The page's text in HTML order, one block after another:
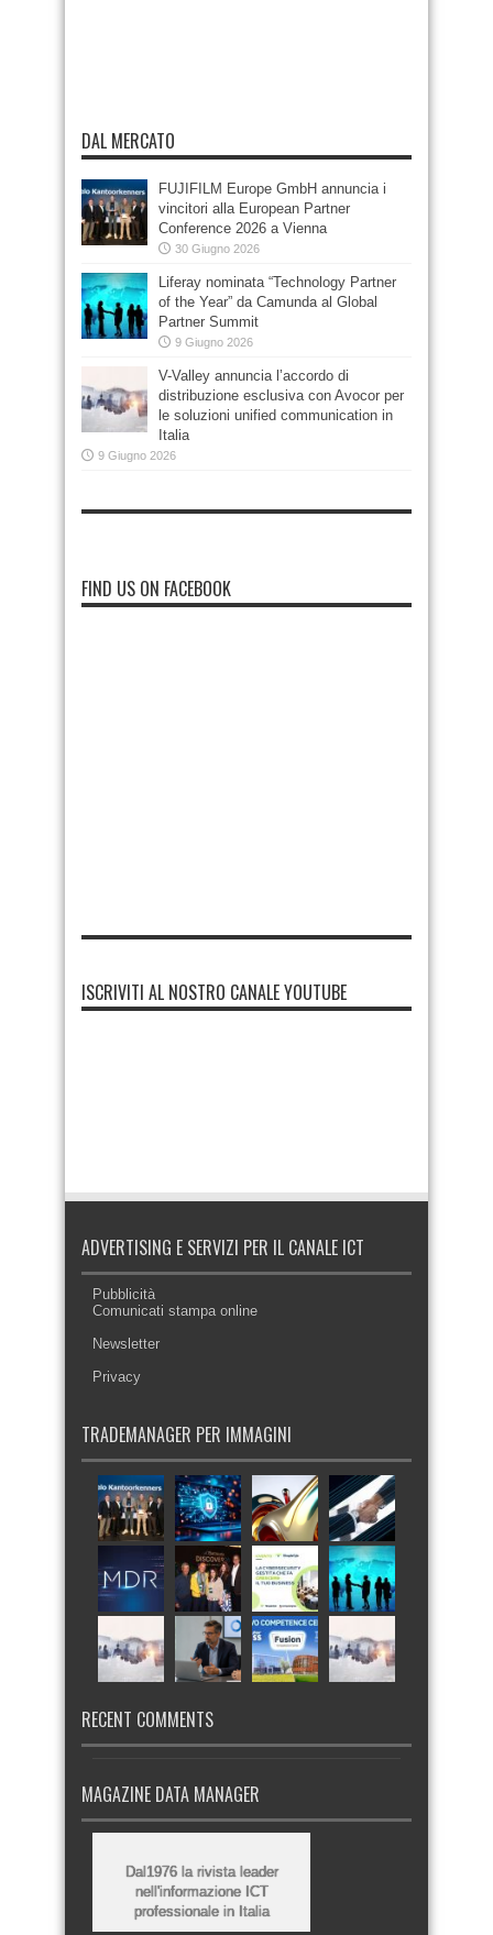
DAL MERCATO
FUJIFILM Europe GmbH annuncia i
vincitori alla European Partner
Conference 2026 a Vienna
30 Giugno 2026
Liferay nominata “Technology Partner
of the Year” da Camunda al Global
Partner Summit
9 Giugno 2026
V-Valley annuncia l’accordo di
distribuzione esclusiva con Avocor per
le soluzioni unified communication in
Italia
9 Giugno 2026
FIND US ON FACEBOOK
ISCRIVITI AL NOSTRO CANALE YOUTUBE
ADVERTISING E SERVIZI PER IL CANALE ICT
Pubblicità
Comunicati stampa online
Newsletter
Privacy
TRADEMANAGER PER IMMAGINI
RECENT COMMENTS
MAGAZINE DATA MANAGER
Dal1976 la rivista leader
nell'informazione ICT
professionale in Italia